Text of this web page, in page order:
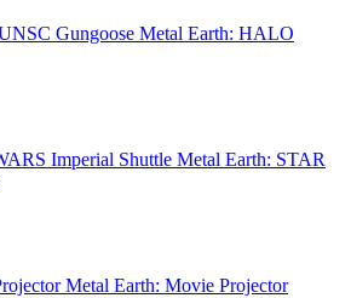
Metal Earth: HALO
Metal Earth: STAR
Metal Earth: Movie Projector